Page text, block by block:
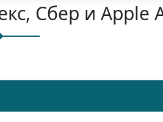
Сбер и Apple